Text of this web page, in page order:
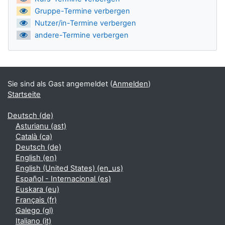
Gruppe-Termine verbergen
Nutzer/in-Termine verbergen
andere-Termine verbergen
Sie sind als Gast angemeldet (Anmelden)
Startseite
Deutsch ‎(de)‎
Asturianu ‎(ast)‎
Català ‎(ca)‎
Deutsch ‎(de)‎
English ‎(en)‎
English (United States) ‎(en_us)‎
Español - Internacional ‎(es)‎
Euskara ‎(eu)‎
Français ‎(fr)‎
Galego ‎(gl)‎
Italiano ‎(it)‎